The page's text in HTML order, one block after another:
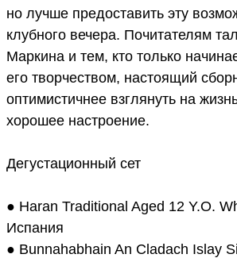
но лучше предоставить эту
клубного вечера. Почитателям
Маркина и тем, кто только
его творчеством, настоящий
оптимистичнее взглянуть на
хорошее настроение.
Дегустационный сет
● Haran Traditional Aged 12 Y.O.
Испания
● Bunnahabhain An Cladach Islay